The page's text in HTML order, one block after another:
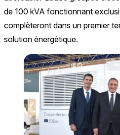
de 100 kVA fonctionnant
complèteront dans un premier
solution énergétique.